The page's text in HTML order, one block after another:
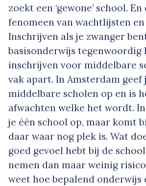
zoekt een ‘gewone’ school.
fenomeen van wachtlijsten
Inschrijven als je zwanger
basisonderwijs tegenwoordig
inschrijven voor middelbare
vak apart. In Amsterdam geef
middelbare scholen op en is
afwachten welke het wordt.
je één school op, maar komt
daar waar nog plek is. Wat
goed gevoel hebt bij de
nemen dan maar weinig
weet hoe bepalend onderwijs